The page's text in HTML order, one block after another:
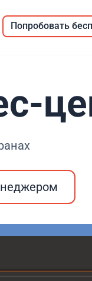
Попробовать